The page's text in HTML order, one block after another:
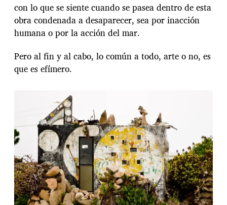
con lo que se siente cuando se pasea dentro de esta
obra condenada a desaparecer, sea por inacción
humana o por la acción del mar.
Pero al fin y al cabo, lo común a todo, arte o no, es
que es efímero.